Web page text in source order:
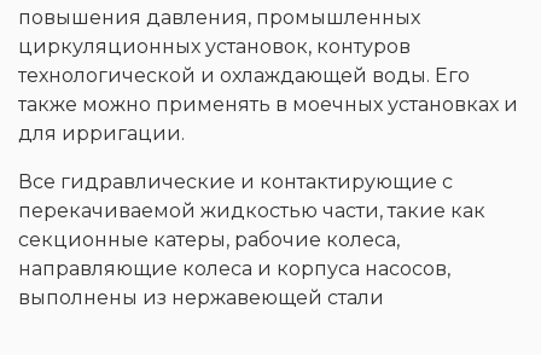
повышения давления, промышленных
циркуляционных установок, контуров
технологической и охлаждающей воды. Его
также можно применять в моечных установках и
для ирригации.
Все гидравлические и контактирующие с
перекачиваемой жидкостью части, такие как
секционные катеры, рабочие колеса,
направляющие колеса и корпуса насосов,
выполнены из нержавеющей стали